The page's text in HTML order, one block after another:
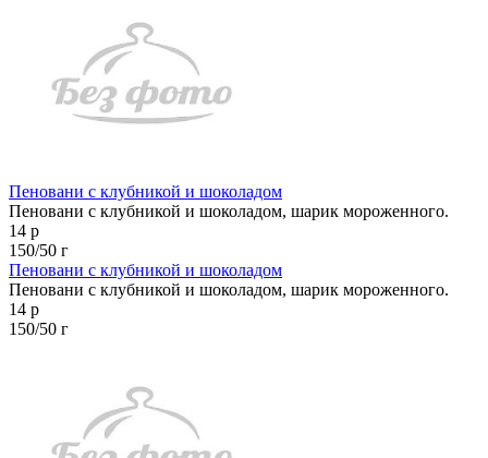
Пеновани с клубникой и шоколадом
Пеновани с клубникой и шоколадом, шарик мороженного.
14 р
150/50 г
Пеновани с клубникой и шоколадом
Пеновани с клубникой и шоколадом, шарик мороженного.
14 р
150/50 г